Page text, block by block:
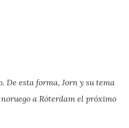
De esta forma, Jorn y su tema
a Róterdam el próximo